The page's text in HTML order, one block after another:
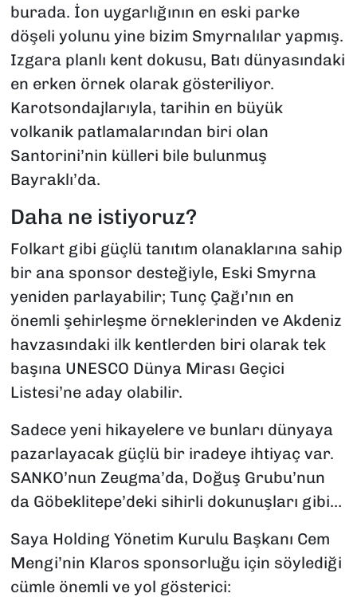
burada. İon uygarlığının en eski parke
döşeli yolunu yine bizim Smyrnalılar yapmış.
Izgara planlı kent dokusu, Batı dünyasındaki
en erken örnek olarak gösteriliyor.
Karotsondajlarıyla, tarihin en büyük
volkanik patlamalarından biri olan
Santorini’nin külleri bile bulunmuş
Bayraklı’da.
Daha ne istiyoruz?
Folkart gibi güçlü tanıtım olanaklarına sahip
bir ana sponsor desteğiyle, Eski Smyrna
yeniden parlayabilir; Tunç Çağı’nın en
önemli şehirleşme örneklerinden ve Akdeniz
havzasındaki ilk kentlerden biri olarak tek
başına UNESCO Dünya Mirası Geçici
Listesi’ne aday olabilir.
Sadece yeni hikayelere ve bunları dünyaya
pazarlayacak güçlü bir iradeye ihtiyaç var.
SANKO’nun Zeugma’da, Doğuş Grubu’nun
da Göbeklitepe’deki sihirli dokunuşları gibi…
Saya Holding Yönetim Kurulu Başkanı Cem
Mengi’nin Klaros sponsorluğu için söylediği
cümle önemli ve yol gösterici: